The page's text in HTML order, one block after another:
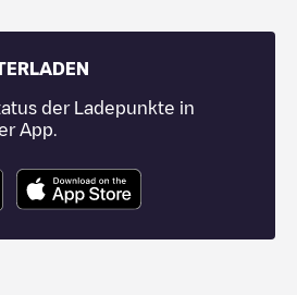
der Ladepunkte in
App.